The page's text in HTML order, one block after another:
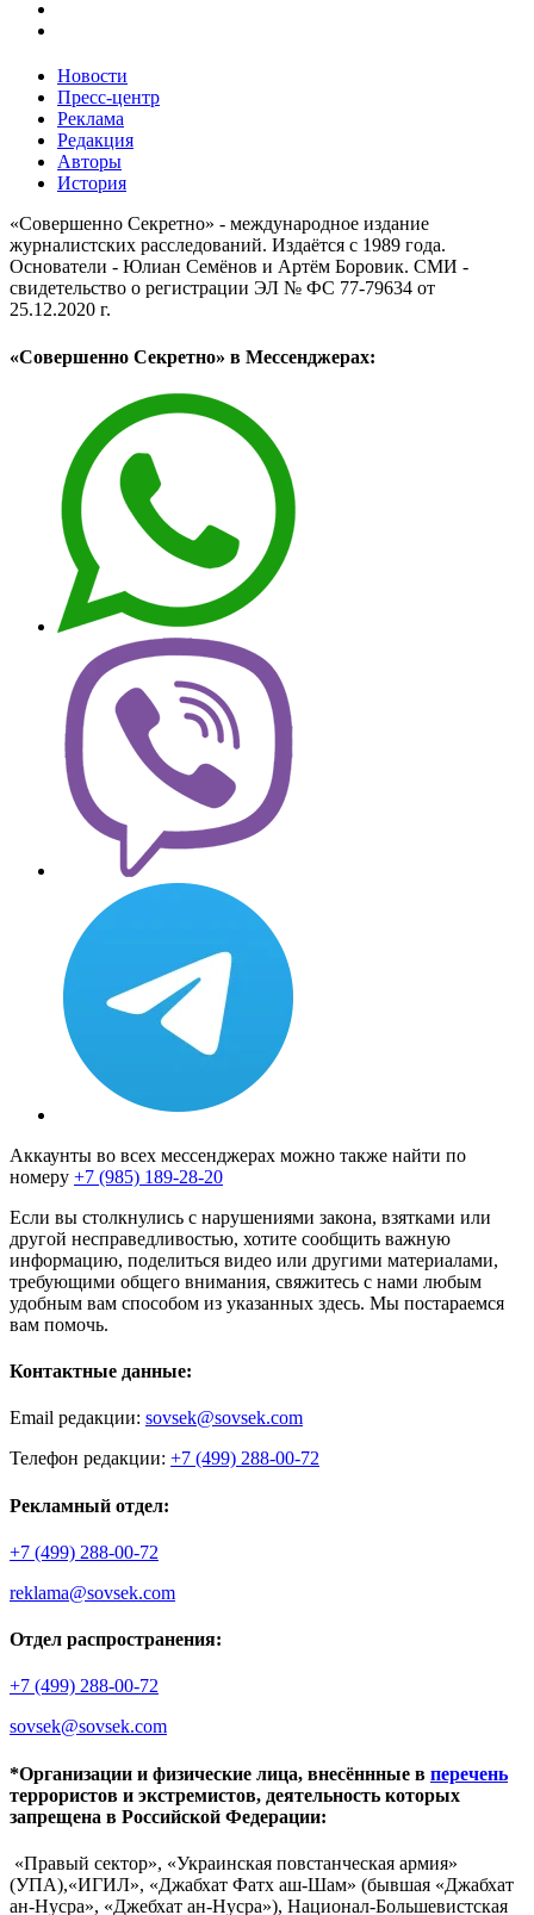
Новости
Пресс-центр
Реклама
Редакция
Авторы
История
«Совершенно Секретно» - международное издание
журналистских расследований. Издаётся с 1989 года.
Основатели - Юлиан Семёнов и Артём Боровик. CМИ -
свидетельство о регистрации ЭЛ № ФС 77-79634 от
25.12.2020 г.
«Совершенно Секретно» в Мессенджерах:
Аккаунты во всех мессенджерах можно также найти по
номеру +7 (985) 189-28-20
Если вы столкнулись с нарушениями закона, взятками или
другой несправедливостью, хотите сообщить важную
информацию, поделиться видео или другими материалами,
требующими общего внимания, свяжитесь с нами любым
удобным вам способом из указанных здесь. Мы постараемся
вам помочь.
Контактные данные:
Email редакции: sovsek@sovsek.com
Телефон редакции: +7 (499) 288-00-72
Рекламный отдел:
+7 (499) 288-00-72
reklama@sovsek.com
Отдел распространения:
+7 (499) 288-00-72
sovsek@sovsek.com
*Организации и физические лица, внесённные в перечень
террористов и экстремистов, деятельность которых
запрещена в Российской Федерации:
«Правый сектор», «Украинская повстанческая армия»
(УПА),«ИГИЛ», «Джабхат Фатх аш-Шам» (бывшая «Джабхат
ан-Нусра», «Джебхат ан-Нусра»), Национал-Большевистская